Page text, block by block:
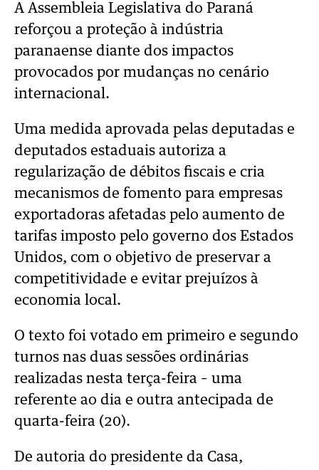
A Assembleia Legislativa do Paraná
reforçou a proteção à indústria
paranaense diante dos impactos
provocados por mudanças no cenário
internacional.
Uma medida aprovada pelas deputadas e
deputados estaduais autoriza a
regularização de débitos fiscais e cria
mecanismos de fomento para empresas
exportadoras afetadas pelo aumento de
tarifas imposto pelo governo dos Estados
Unidos, com o objetivo de preservar a
competitividade e evitar prejuízos à
economia local.
O texto foi votado em primeiro e segundo
turnos nas duas sessões ordinárias
realizadas nesta terça-feira – uma
referente ao dia e outra antecipada de
quarta-feira (20).
De autoria do presidente da Casa,